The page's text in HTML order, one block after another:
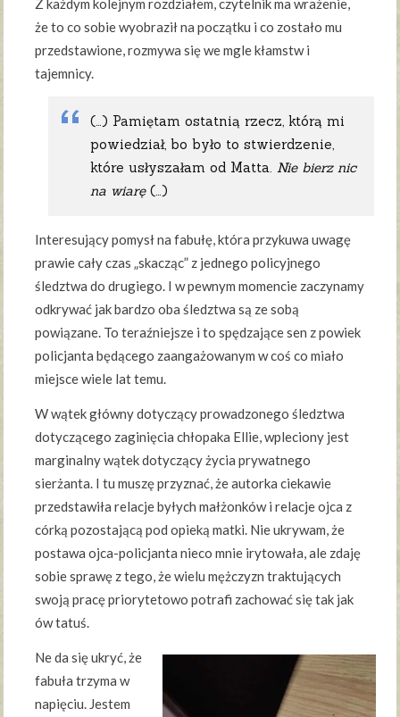
Z każdym kolejnym rozdziałem, czytelnik ma wrażenie,
że to co sobie wyobraził na początku i co zostało mu
przedstawione, rozmywa się we mgle kłamstw i
tajemnicy.
(…) Pamiętam ostatnią rzecz, którą mi
powiedział, bo było to stwierdzenie,
które usłyszałam od Matta.Nie bierz nic
na wiarę(…)
Interesujący pomysł na fabułę, która przykuwa uwagę
prawie cały czas „skacząc” z jednego policyjnego
śledztwa do drugiego. I w pewnym momencie zaczynamy
odkrywać jak bardzo oba śledztwa są ze sobą
powiązane. To teraźniejsze i to spędzające sen z powiek
policjanta będącego zaangażowanym w coś co miało
miejsce wiele lat temu.
W wątek główny dotyczący prowadzonego śledztwa
dotyczącego zaginięcia chłopaka Ellie, wpleciony jest
marginalny wątek dotyczący życia prywatnego
sierżanta. I tu muszę przyznać, że autorka ciekawie
przedstawiła relacje byłych małżonków i relacje ojca z
córką pozostającą pod opieką matki. Nie ukrywam, że
postawa ojca-policjanta nieco mnie irytowała, ale zdaję
sobie sprawę z tego, że wielu mężczyzn traktujących
swoją pracę priorytetowo potrafi zachować się tak jak
ów tatuś.
Ne da się ukryć, że
fabuła trzyma w
napięciu. Jestem